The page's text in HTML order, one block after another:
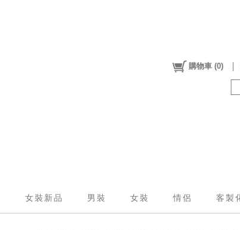
女裝新品 男裝 女裝 情侶 客製
購物車 (0)